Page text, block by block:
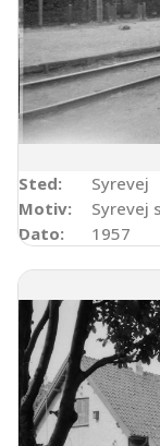
Sted:
Syrevej
Motiv:
Syrevej
Dato:
1957